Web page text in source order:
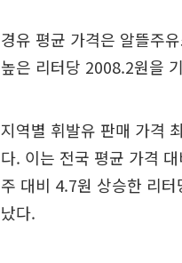
경유 평균 가격은 알뜰주
높은 리터당 2008.2원을
지역별 휘발유 판매 가격
다. 이는 전국 평균 가격
주 대비 4.7원 상승한 리
났다.